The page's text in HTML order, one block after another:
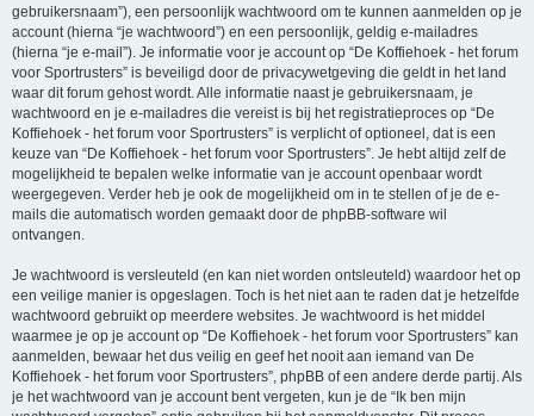
gebruikersnaam”), een persoonlijk wachtwoord om te kunnen aanmelden op je
account (hierna “je wachtwoord”) en een persoonlijk, geldig e-mailadres
(hierna “je e-mail”). Je informatie voor je account op “De Koffiehoek - het forum
voor Sportrusters” is beveiligd door de privacywetgeving die geldt in het land
waar dit forum gehost wordt. Alle informatie naast je gebruikersnaam, je
wachtwoord en je e-mailadres die vereist is bij het registratieproces op “De
Koffiehoek - het forum voor Sportrusters” is verplicht of optioneel, dat is een
keuze van “De Koffiehoek - het forum voor Sportrusters”. Je hebt altijd zelf de
mogelijkheid te bepalen welke informatie van je account openbaar wordt
weergegeven. Verder heb je ook de mogelijkheid om in te stellen of je de e-
mails die automatisch worden gemaakt door de phpBB-software wil
ontvangen.
Je wachtwoord is versleuteld (en kan niet worden ontsleuteld) waardoor het op
een veilige manier is opgeslagen. Toch is het niet aan te raden dat je hetzelfde
wachtwoord gebruikt op meerdere websites. Je wachtwoord is het middel
waarmee je op je account op “De Koffiehoek - het forum voor Sportrusters” kan
aanmelden, bewaar het dus veilig en geef het nooit aan iemand van De
Koffiehoek - het forum voor Sportrusters”, phpBB of een andere derde partij. Als
je het wachtwoord van je account bent vergeten, kun je de “Ik ben mijn